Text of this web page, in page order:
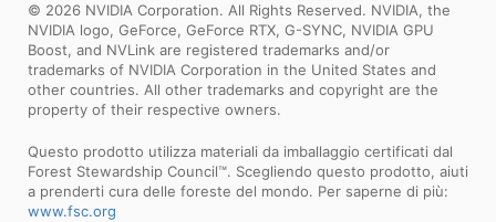
© 2026 NVIDIA Corporation. All Rights Reserved. NVIDIA, the
NVIDIA logo, GeForce, GeForce RTX, G-SYNC, NVIDIA GPU
Boost, and NVLink are registered trademarks and/or
trademarks of NVIDIA Corporation in the United States and
other countries. All other trademarks and copyright are the
property of their respective owners.
Questo prodotto utilizza materiali da imballaggio certificati dal
Forest Stewardship Council™. Scegliendo questo prodotto, aiuti
a prenderti cura delle foreste del mondo. Per saperne di più:
www.fsc.org